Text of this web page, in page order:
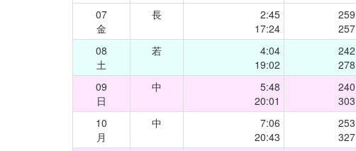
07
金
長
2:45
17:24
259
257
08
土
若
4:04
19:02
242
278
09
日
中
5:48
20:01
240
303
10
月
中
7:06
20:43
253
327